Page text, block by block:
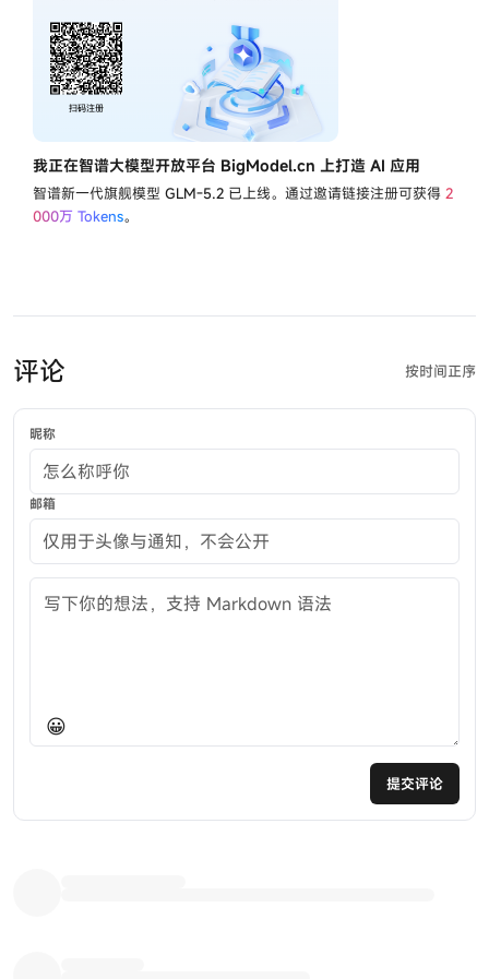
我正在智谱大模型开放平台 BigModel.cn 上打造 AI 应用
智谱新一代旗舰模型 GLM-5.2 已上线。通过邀请链接注册可获得 2
000万 Tokens。
评论 按时间正序
昵称
邮箱
评论内容
😀
提交评论